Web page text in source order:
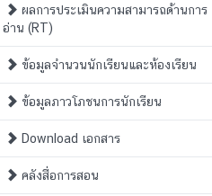
ผลการประเมินความสามารถด้านการ
อ่าน (RT)
ข้อมูลจำนวนนักเรียนและห้องเรียน
ข้อมูลภาวโภชนการนักเรียน
Download เอกสาร
คลังสื่อการสอน